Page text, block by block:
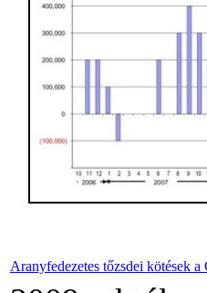
Aranyfedezetes tőzsdei kötések a